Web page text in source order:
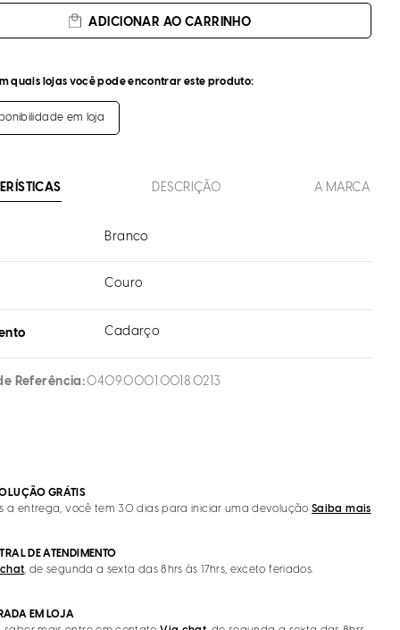
ADICIONAR AO CARRINHO
quais lojas você pode encontrar este produto:
em loja
DESCRIÇÃO A MARCA
Branco
Couro
Cadarço
Referência 0409.0001.0018.0213
GRÁTIS
a entrega, você tem 30 dias para iniciar uma devolução Saiba mais
DE ATENDIMENTO
, de segunda a sexta das 8hrs às 17hrs, exceto feriados.
EM LOJA